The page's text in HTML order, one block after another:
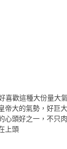
喜歡這種大份量大
帝大的氣勢，好巨
心頭好之一，不只
上頭